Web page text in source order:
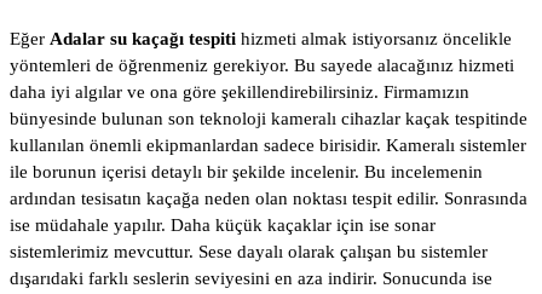
Eğer Adalar su kaçağı tespiti hizmeti almak istiyorsanız öncelikle
yöntemleri de öğrenmeniz gerekiyor. Bu sayede alacağınız hizmeti
daha iyi algılar ve ona göre şekillendirebilirsiniz. Firmamızın
bünyesinde bulunan son teknoloji kameralı cihazlar kaçak tespitinde
kullanılan önemli ekipmanlardan sadece birisidir. Kameralı sistemler
ile borunun içerisi detaylı bir şekilde incelenir. Bu incelemenin
ardından tesisatın kaçağa neden olan noktası tespit edilir. Sonrasında
ise müdahale yapılır. Daha küçük kaçaklar için ise sonar
sistemlerimiz mevcuttur. Sese dayalı olarak çalışan bu sistemler
dışarıdaki farklı seslerin seviyesini en aza indirir. Sonucunda ise